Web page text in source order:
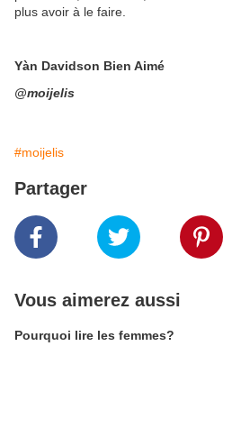
plus avoir à le faire.
Yàn Davidson Bien Aimé
@moijelis
#moijelis
Partager
Vous aimerez aussi
Pourquoi lire les femmes?